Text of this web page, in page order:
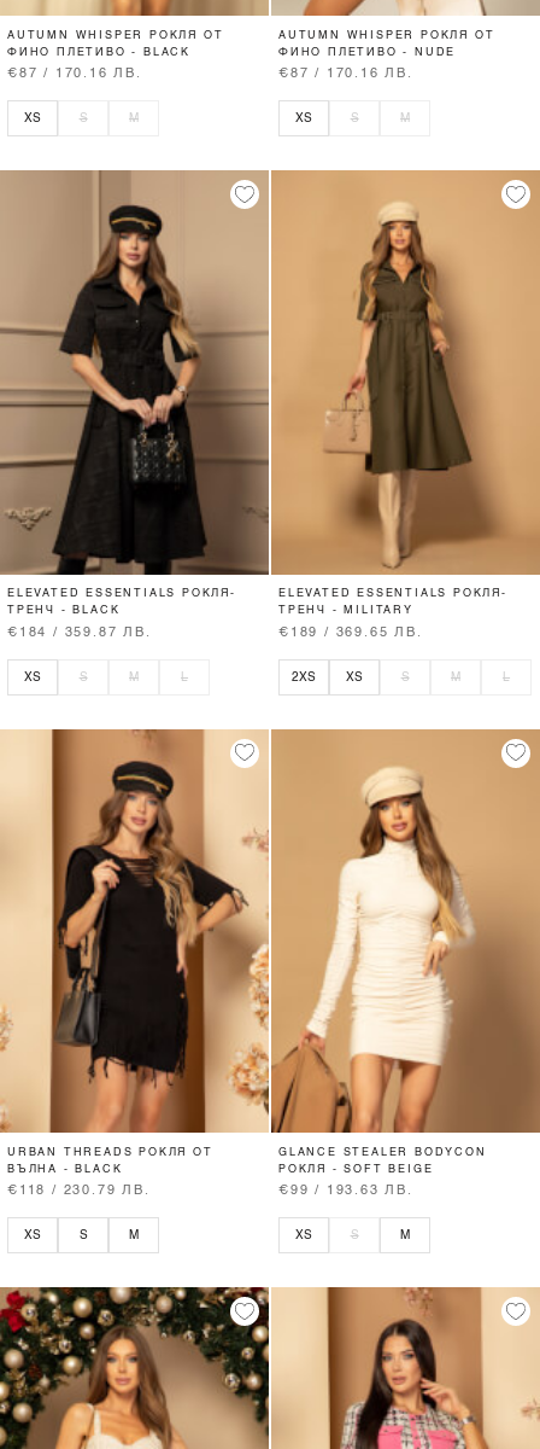
AUTUMN WHISPER РОКЛЯ ОТ
ФИНО ПЛЕТИВО - BLACK
€87 / 170.16 ЛВ.
XS S M
AUTUMN WHISPER РОКЛЯ ОТ
ФИНО ПЛЕТИВО - NUDE
€87 / 170.16 ЛВ.
XS S M
ELEVATED ESSENTIALS РОКЛЯ-
ТРЕНЧ - BLACK
€184 / 359.87 ЛВ.
XS S M L
ELEVATED ESSENTIALS РОКЛЯ-
ТРЕНЧ - MILITARY
€189 / 369.65 ЛВ.
2XS XS S M L
URBAN THREADS РОКЛЯ ОТ
ВЪЛНА - BLACK
€118 / 230.79 ЛВ.
XS S M
GLANCE STEALER BODYCON
РОКЛЯ - SOFT BEIGE
€99 / 193.63 ЛВ.
XS S M